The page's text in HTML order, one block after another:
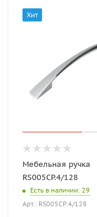
Хит
Мебельная ручка
RS005CP.4/128
Есть в наличии: 29
Арт.: RS005CP.4/128